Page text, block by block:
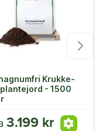
Krukke-
- 1500
3.199 kr